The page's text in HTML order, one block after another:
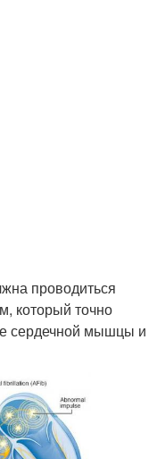
проводиться
который точно
сердечной мышцы и